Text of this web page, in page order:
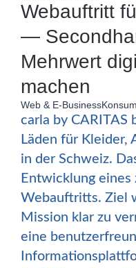
Webauftritt
—
Mehrwert
machen
Web & E-Business
carla by CARITAS
Läden für Kleider,
in der Schweiz.
Entwicklung eines
Webauftritts. Ziel
Mission klar zu
eine